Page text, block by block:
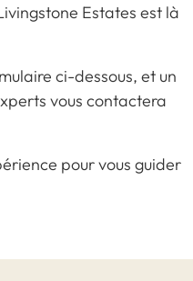
Estates est là
ci-dessous, et un
vous contactera
pour vous guider